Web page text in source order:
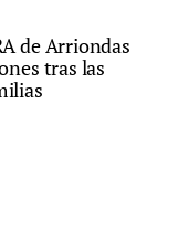
de Arriondas
tras las